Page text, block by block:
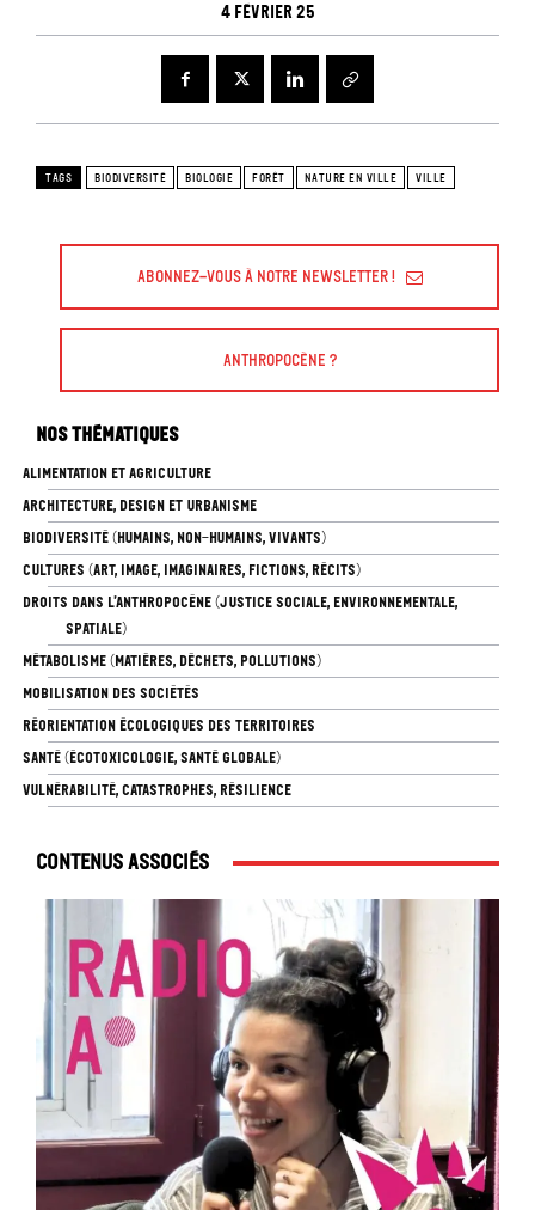
4 février 25
TAGS BIODIVERSITÉ BIOLOGIE FORÊT NATURE EN VILLE VILLE
Abonnez-vous à Notre Newsletter !
Anthropocène ?
Nos thématiques
ALIMENTATION ET AGRICULTURE
ARCHITECTURE, DESIGN ET URBANISME
BIODIVERSITÉ (HUMAINS, NON-HUMAINS, VIVANTS)
CULTURES (ART, IMAGE, IMAGINAIRES, FICTIONS, RÉCITS)
DROITS DANS L’ANTHROPOCÈNE (JUSTICE SOCIALE, ENVIRONNEMENTALE,
SPATIALE)
MÉTABOLISME (MATIÈRES, DÉCHETS, POLLUTIONS)
MOBILISATION DES SOCIÉTÉS
RÉORIENTATION ÉCOLOGIQUES DES TERRITOIRES
SANTÉ (ÉCOTOXICOLOGIE, SANTÉ GLOBALE)
VULNÉRABILITÉ, CATASTROPHES, RÉSILIENCE
Contenus associés